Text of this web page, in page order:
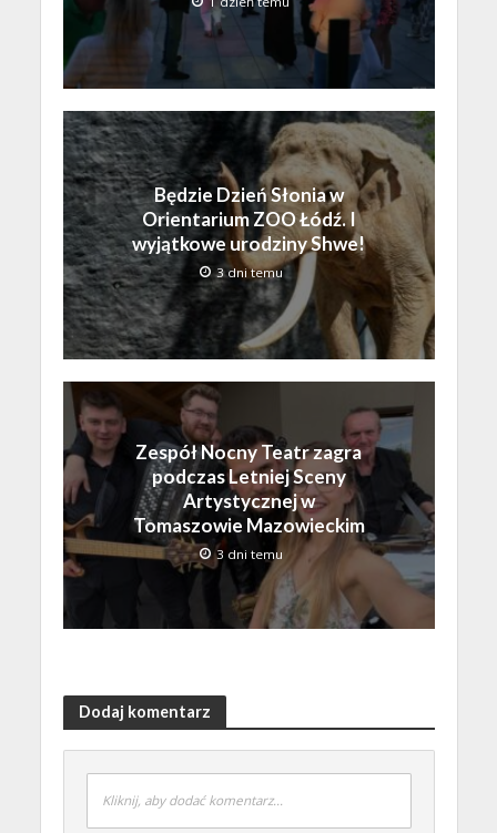
Będzie Dzień Słonia w
Orientarium ZOO Łódź. I
wyjątkowe urodziny Shwe!
3 dni temu
Zespół Nocny Teatr zagra
podczas Letniej Sceny
Artystycznej w
Tomaszowie Mazowieckim
3 dni temu
Dodaj komentarz
Kliknij, aby dodać komentarz...